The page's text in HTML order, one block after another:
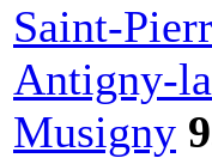
Saint-
Antigny-
Musigny